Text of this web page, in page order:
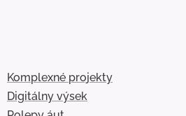
Komplexné projekty
Digitálny výsek